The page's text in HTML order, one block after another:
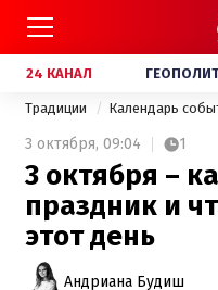
24 КАНАЛ
Традиции Календарь
3 октября, 09:04 1
3 октября –
праздник и
этот день
Андриана Будиш